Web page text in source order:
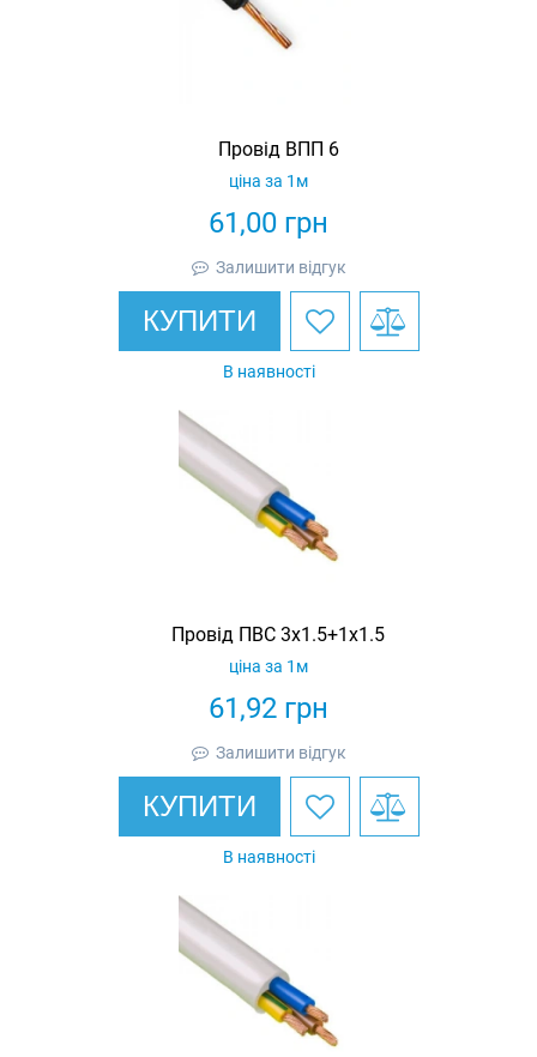
Провід ВПП 6
61,00 грн
ціна за 1м
Залишити відгук
КУПИТИ
В наявності
Провід ПВС 3х1.5+1х1.5
61,92 грн
ціна за 1м
Залишити відгук
КУПИТИ
В наявності